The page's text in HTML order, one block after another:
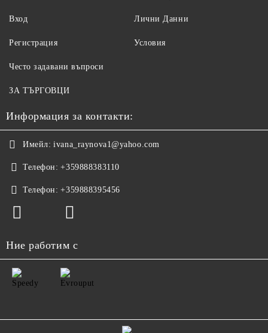
Вход
Регистрация
Лични Данни
Условия
Често задавани въпроси
ЗА ТЪРГОВЦИ
Информация за контакти:
Имейл: ivana_raynova1@yahoo.com
Телефон: +359888383110
Телефон: +359888395456
Ние работим с